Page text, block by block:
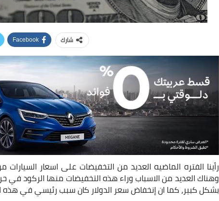
شارك Facebook
رأينا الفتره الماضيه العديد من التخفيضات على اسعار
وهناك العديد من الاسباب وراء هذه التخفيضات منها الركود
بشكل كبير، كما ان إنخفاض سعر الدولار كان سبب رئيسي في هذه